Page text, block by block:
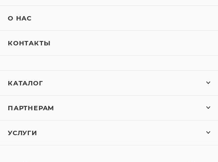
О НАС
КОНТАКТЫ
КАТАЛОГ
ПАРТНЕРАМ
УСЛУГИ